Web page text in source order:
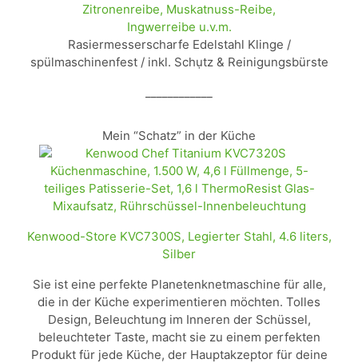
Zitronenreibe, Muskatnuss-Reibe,
Ingwerreibe u.v.m.
Rasiermesserscharfe Edelstahl Klinge /
spülmaschinenfest / inkl. Schụtz & Reinigungsbürste
Mein “Schatz” in der Küche
Kenwood-Store KVC7300S, Legierter Stahl, 4.6 liters,
Silber
Sie ist eine perfekte Planetenknetmaschine für alle,
die in der Küche experimentieren möchten. Tolles
Design, Beleuchtung im Inneren der Schüssel,
beleuchteter Taste, macht sie zu einem perfekten
Produkt für jede Küche, der Hauptakzeptor für deine